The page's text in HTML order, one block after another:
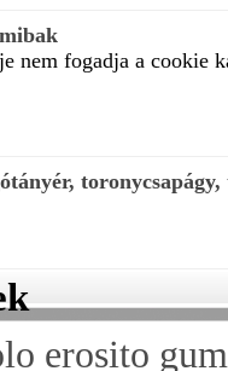
nem fogadja a cookie
erosito